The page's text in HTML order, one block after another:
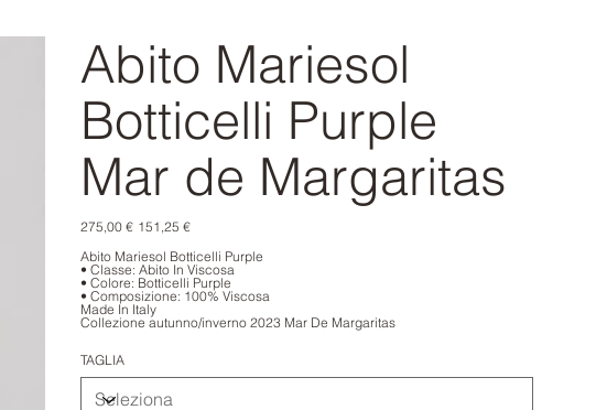
Abito Mariesol
Botticelli Purple
Mar de Margaritas
Prezzo
originale
275,00 € Prezzo
scontato
151,25 €
Abito Mariesol Botticelli Purple
• Classe: Abito In Viscosa
• Colore: Botticelli Purple
• Composizione: 100% Viscosa
Made In Italy
Collezione autunno/inverno 2023 Mar De Margaritas
TAGLIA